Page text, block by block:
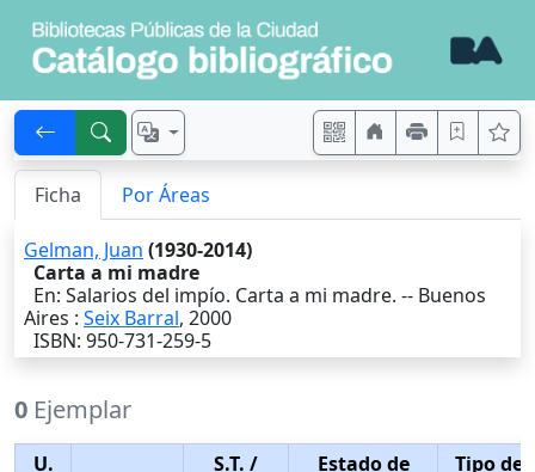
Ficha Por Áreas
Gelman, Juan (1930-2014)
Carta a mi madre
En: Salarios del impío. Carta a mi madre. -- Buenos
Aires : Seix Barral, 2000
ISBN: 950-731-259-5
0 Ejemplar
U.
S.T. /
Estado de
Tipo de